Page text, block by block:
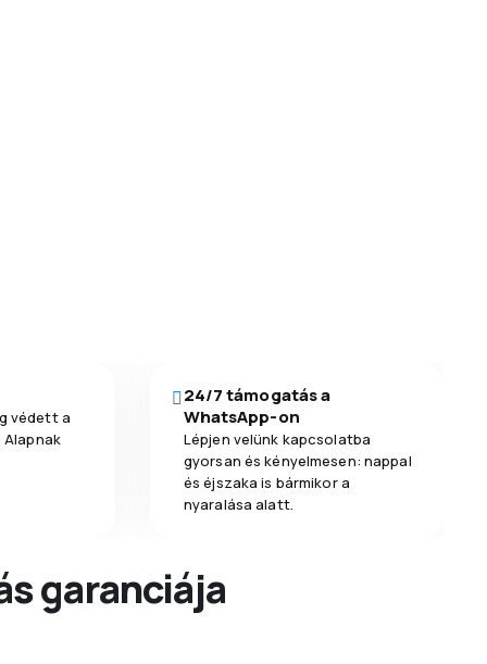
védett a
24/7 támogatás a
WhatsApp-on
Lépjen velünk kapcsolatba
gyorsan és kényelmesen: nappal
és éjszaka is bármikor a
nyaralása alatt.
garanciája